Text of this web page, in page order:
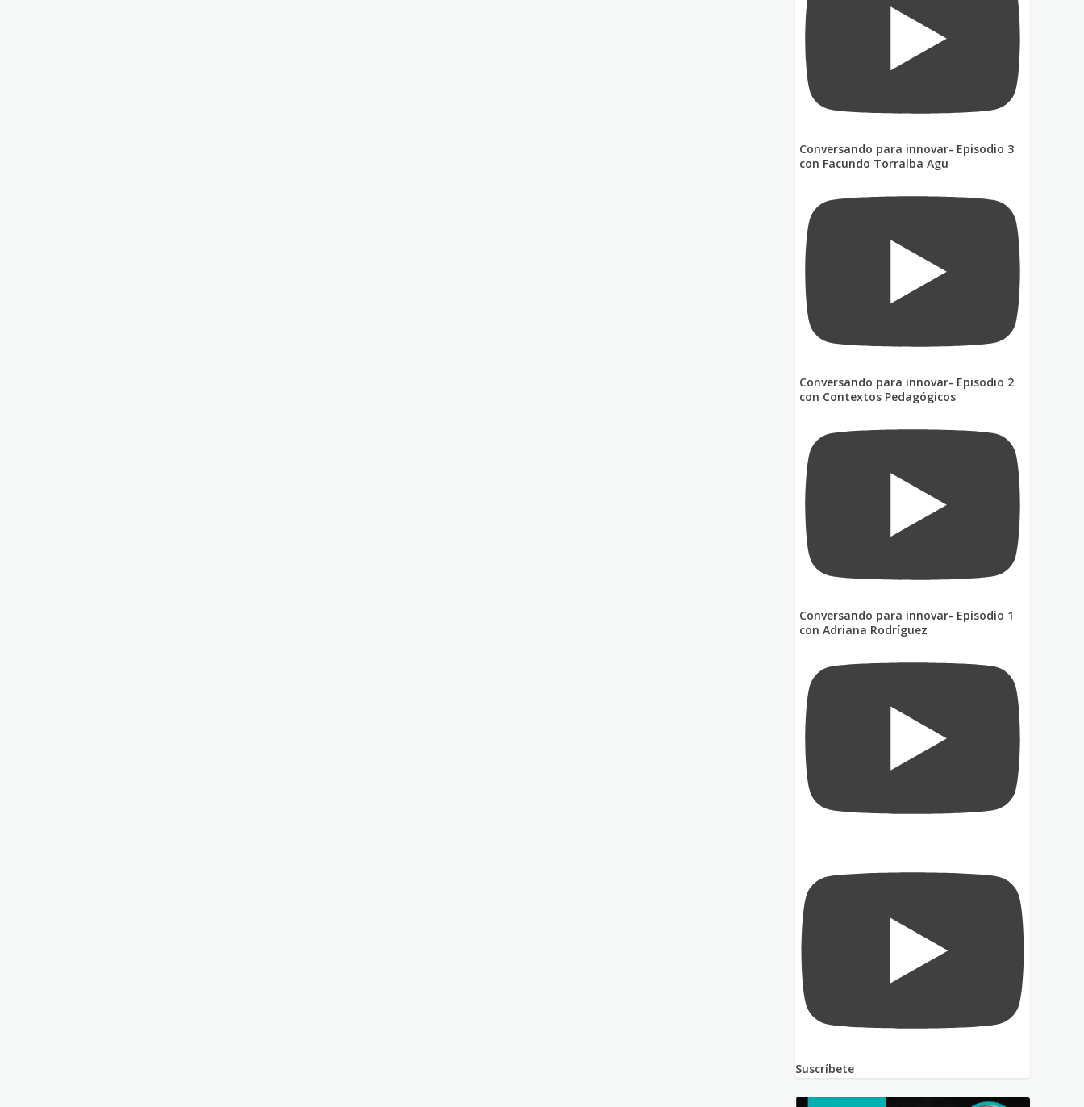
Conversando para innovar- Episodio 3
con Facundo Torralba Agu
Conversando para innovar- Episodio 2
con Contextos Pedagógicos
Conversando para innovar- Episodio 1
con Adriana Rodríguez
Suscríbete